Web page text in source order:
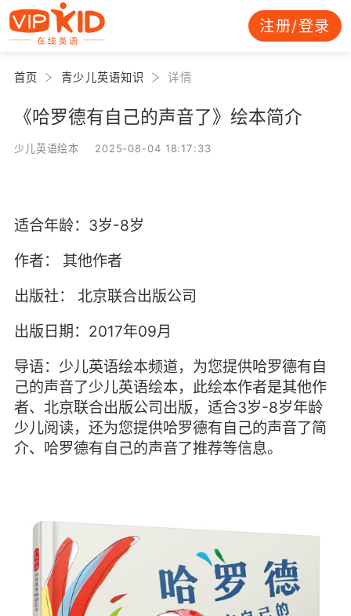
注册/登录
首页 青少儿英语知识 详情
《哈罗德有自己的声音了》绘本简介
少儿英语绘本 2025-08-04 18:17:33
适合年龄：3岁-8岁
作者：
其他作者
出版社：
北京联合出版公司
出版日期：2017年09月
导语：少儿英语绘本频道，为您提供哈罗德有自
己的声音了少儿英语绘本，此绘本作者是其他作
者、北京联合出版公司出版，适合3岁-8岁年龄
少儿阅读，还为您提供哈罗德有自己的声音了简
介、哈罗德有自己的声音了推荐等信息。